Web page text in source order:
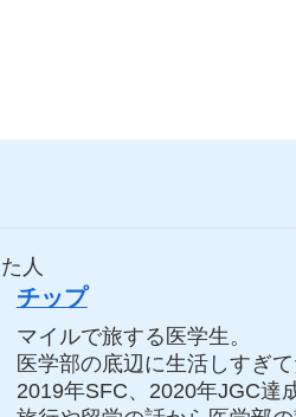
人
チップ
マイルで旅する医学生。
医学部の底辺に生活しすぎ
2019年SFC、2020年JGC達